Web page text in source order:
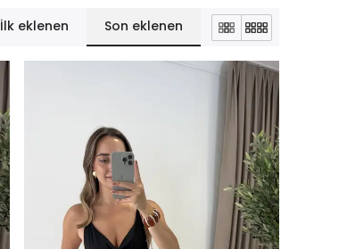
İlk eklenen Son eklenen